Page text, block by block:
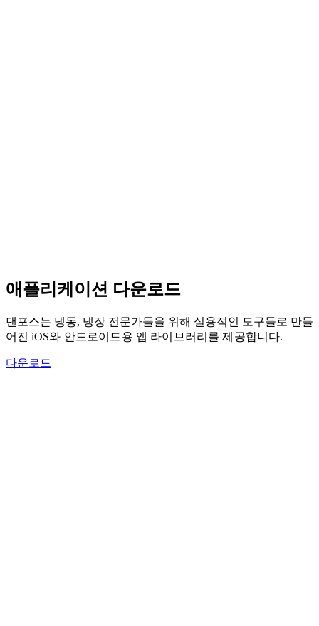
애플리케이션 다운로드
댄포스는 냉동, 냉장 전문가들을 위해 실용적인 도구들로 만들
어진 iOS와 안드로이드용 앱 라이브러리를 제공합니다.
다운로드